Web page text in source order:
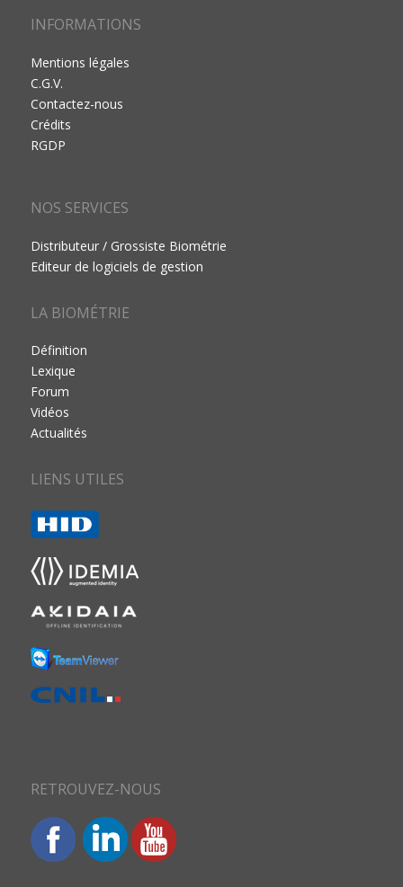
INFORMATIONS
Mentions légales
C.G.V.
Contactez-nous
Crédits
RGDP
NOS SERVICES
Distributeur / Grossiste Biométrie
Editeur de logiciels de gestion
LA BIOMÉTRIE
Définition
Lexique
Forum
Vidéos
Actualités
LIENS UTILES
RETROUVEZ-NOUS